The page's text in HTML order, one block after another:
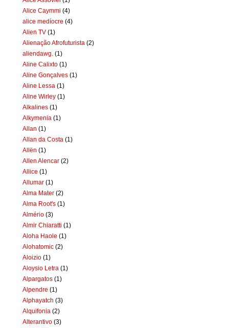
Alice Caymmi (4)
alice medíocre (4)
Alien TV (1)
Alienação Afrofuturista (2)
aliendawg. (1)
Aline Calixto (1)
Aline Gonçalves (1)
Aline Lessa (1)
Aline Wirley (1)
Alkalines (1)
Alkymenia (1)
Allan (1)
Allan da Costa (1)
Allën (1)
Allen Alencar (2)
Allice (1)
Allumar (1)
Alma Mater (2)
Alma Root's (1)
Almério (3)
Almir Chiaratti (1)
Aloha Haole (1)
Alohatomic (2)
Aloizio (1)
Aloysio Letra (1)
Alpargatos (1)
Alpendre (1)
Alphayatch (3)
Alquifonia (2)
Alterantivo (3)